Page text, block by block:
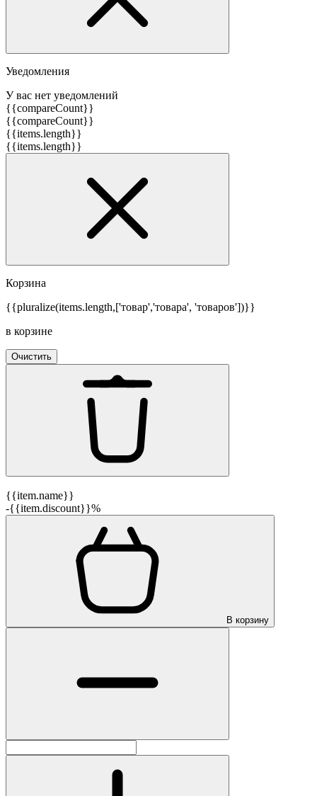
Уведомления
У вас нет уведомлений
{{compareCount}}
{{compareCount}}
{{items.length}}
{{items.length}}
Корзина
{{pluralize(items.length,['товар','товара', 'товаров'])}}
в корзине
Очистить
{{item.name}}
-{{item.discount}}%
В корзину